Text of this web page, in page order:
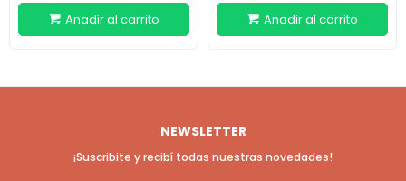
NEWSLETTER
¡Suscribite y recibí todas nuestras novedades!